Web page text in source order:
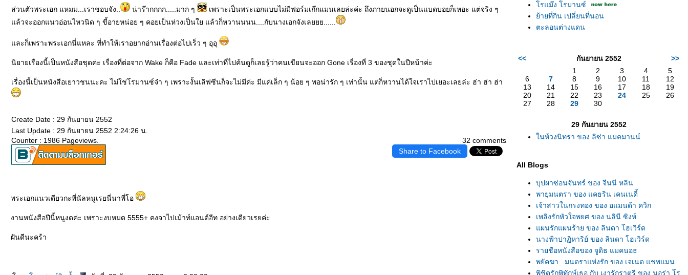
ส่วนตัวพระเอก แหมม...เราชอบจัง.. น่าร๊ากกกก.....มาก ๆ
เพราะเป็นพระเอกแบบไม่มีฟอร์มเก๊กแมนเลยล่ะค่ะ ถึงภายนอกจะดูเป็นแบดบอยก็เหอะ แต่จริง ๆ
ล้วจะออกแนวอ่อนไหวนิด ๆ ขี้อายหน่อย ๆ คอยเป็นห่วงเป็นใย แล้วก็หวานนนน....กับนางเอกจังเลยยย......
ละก็เพราะพระเอกนี่แหละ ที่ทำให้เราอยากอ่านเรื่องต่อไปเร็ว ๆ อุอุ
นิยายเรื่องนี้เป็นหนังสือชุดค่ะ เรื่องที่ต่อจาก Wake ก็คือ Fade และเท่าที่ไปค้นดูก็เลยรู้ว่าคนเขียนจะออก Gone เรื่องที่ 3 ของชุดในปีหน้าค่ะ
เรื่องนี้เป็นหนังสือเยาวชนนะคะ ไม่ใช่โรมานซ์จ๋า ๆ เพราะงั้นเลิฟซีนก็จะไม่มีค่ะ มีแค่เล็ก ๆ น้อย ๆ พอน่ารัก ๆ เท่านั้น แต่ก็หวานได้ใจเราไปเยอะเลยล่ะ ฮ่า ฮ่า ฮ่า
Create Date : 29 กันยายน 2552
Last Update : 29 กันยายน 2552 2:24:26 น.
32 comments
Counter : 1986 Pageviews.
Share to Facebook
พระเอกแนวเดียวกะพี่นัลหนูเรยนี่นาพี่โอ
งานหนังสือปีนี้หนูงดค่ะ เพราะงบหมด 5555+ คงจาไปเม้าท์แอนด์อีท อย่างเดียวเรยค่ะ
ฝันดีนะคร้า
รแม๊ง โรมานซ์
้ายที่กิน เปลี่ยนที่นอน
ตะลอนต่างแดน
<< กันยายน 2552
>>
1
2 3 4
5
6
7 8 9 10 11
12
13
14 15 16 17 18
19
20
21 22 23 24 25
26
27
28 29 30
29 กันยายน 2552
นห้วงนิทรา ของ ลิซ่า แมคมานน์
All Blogs
บุปผาซ่อนจันทร์ ของ จีนนี หลิน
พายุมนตรา ของ แคธริน เคนเนดี้
เจ้าสาวในกรงทอง ของ อแมนด้า ควิก
เพลิงรักหัวใจพยศ ของ นลินี ซิงห์
ผนรักแผนร้าย ของ ลินดา โฮเวิร์ด
นางฟ้าปาฏิหาริย์ ของ ลินดา โฮเวิร์ด
รายชือหนังสือของ จูดิธ แมคนอธ
พยัคฆา...มนตราแห่งรัก ของ เจเนต แชพแมน
พิชิตรักพิทักษ์เธอ กับ เงารักราตรี ของ นอร่า โร